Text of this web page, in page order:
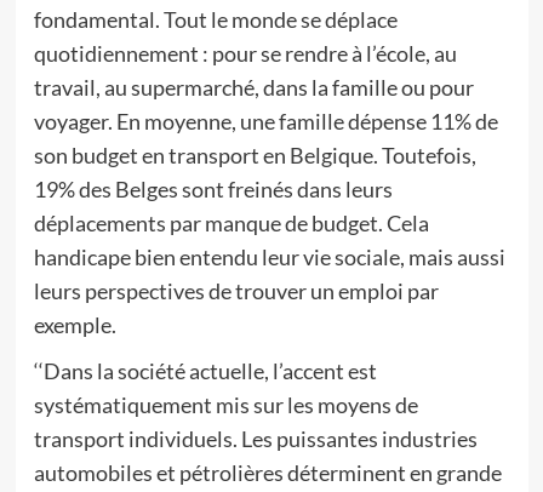
fondamental. Tout le monde se déplace
quotidiennement : pour se rendre à l’école, au
travail, au supermarché, dans la famille ou pour
voyager. En moyenne, une famille dépense 11% de
son budget en transport en Belgique. Toutefois,
19% des Belges sont freinés dans leurs
déplacements par manque de budget. Cela
handicape bien entendu leur vie sociale, mais aussi
leurs perspectives de trouver un emploi par
exemple.
‘‘Dans la société actuelle, l’accent est
systématiquement mis sur les moyens de
transport individuels. Les puissantes industries
automobiles et pétrolières déterminent en grande